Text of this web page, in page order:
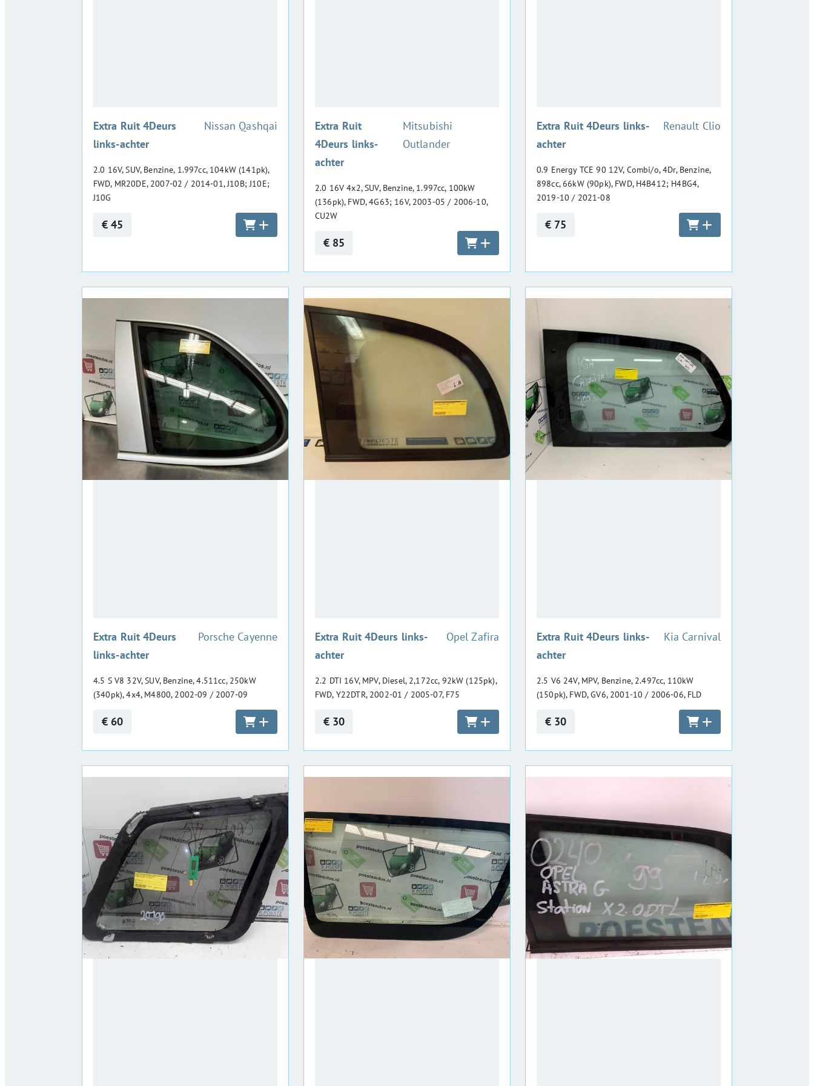
Extra Ruit 4Deurs
links-achter
:Nissan Qashqai
2.0 16V, SUV, Benzine, 1.997cc, 104kW (141pk),
FWD, MR20DE, 2007-02 / 2014-01, J10B; J10E;
J10G
€ 45
Extra Ruit
4Deurs links-
achter
:Mitsubishi
Outlander
2.0 16V 4x2, SUV, Benzine, 1.997cc, 100kW
(136pk), FWD, 4G63; 16V, 2003-05 / 2006-10,
CU2W
€ 85
Extra Ruit 4Deurs links-
achter
:Renault Clio
0.9 Energy TCE 90 12V, Combi/o, 4Dr, Benzine,
898cc, 66kW (90pk), FWD, H4B412; H4BG4,
2019-10 / 2021-08
€ 75
Extra Ruit 4Deurs
links-achter
:Porsche Cayenne
4.5 S V8 32V, SUV, Benzine, 4.511cc, 250kW
(340pk), 4x4, M4800, 2002-09 / 2007-09
€ 60
Extra Ruit 4Deurs links-
achter
:Opel Zafira
2.2 DTI 16V, MPV, Diesel, 2,172cc, 92kW (125pk),
FWD, Y22DTR, 2002-01 / 2005-07, F75
€ 30
Extra Ruit 4Deurs links-
achter
:Kia Carnival
2.5 V6 24V, MPV, Benzine, 2.497cc, 110kW
(150pk), FWD, GV6, 2001-10 / 2006-06, FLD
€ 30